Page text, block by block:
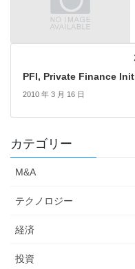
PFI, Private Finance
2010 年 3 月 16 日
カテゴリー
M&A
テクノロジー
経済
投資